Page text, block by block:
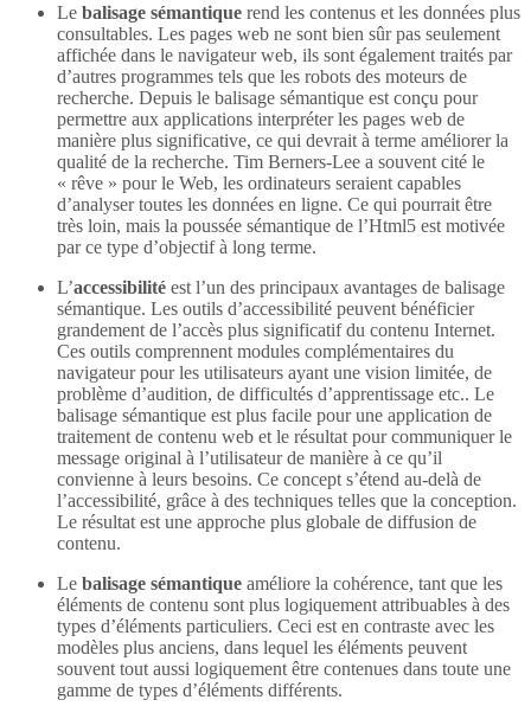
Le balisage sémantique rend les contenus et les données plus
consultables. Les pages web ne sont bien sûr pas seulement
affichée dans le navigateur web, ils sont également traités par
d’autres programmes tels que les robots des moteurs de
recherche. Depuis le balisage sémantique est conçu pour
permettre aux applications interpréter les pages web de
manière plus significative, ce qui devrait à terme améliorer la
qualité de la recherche. Tim Berners-Lee a souvent cité le
« rêve » pour le Web, les ordinateurs seraient capables
d’analyser toutes les données en ligne. Ce qui pourrait être
très loin, mais la poussée sémantique de l’Html5 est motivée
par ce type d’objectif à long terme.
L’accessibilité est l’un des principaux avantages de balisage
sémantique. Les outils d’accessibilité peuvent bénéficier
grandement de l’accès plus significatif du contenu Internet.
Ces outils comprennent modules complémentaires du
navigateur pour les utilisateurs ayant une vision limitée, de
problème d’audition, de difficultés d’apprentissage etc.. Le
balisage sémantique est plus facile pour une application de
traitement de contenu web et le résultat pour communiquer le
message original à l’utilisateur de manière à ce qu’il
convienne à leurs besoins. Ce concept s’étend au-delà de
l’accessibilité, grâce à des techniques telles que la conception.
Le résultat est une approche plus globale de diffusion de
contenu.
Le balisage sémantique améliore la cohérence, tant que les
éléments de contenu sont plus logiquement attribuables à des
types d’éléments particuliers. Ceci est en contraste avec les
modèles plus anciens, dans lequel les éléments peuvent
souvent tout aussi logiquement être contenues dans toute une
gamme de types d’éléments différents.